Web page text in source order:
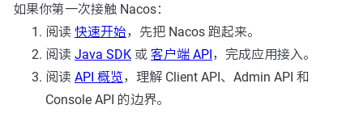
如果你第一次接触 Nacos：
阅读 快速开始，先把 Nacos 跑起来。
阅读 Java SDK 或 客户端 API，完成应用接入。
阅读 API 概览，理解 Client API、Admin API 和
Console API 的边界。